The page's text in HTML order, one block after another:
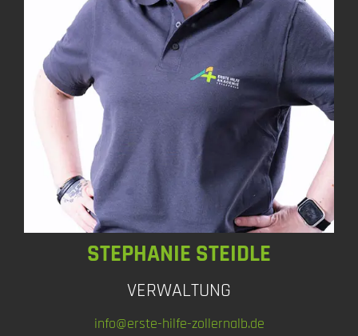
STEPHANIE STEIDLE
VERWALTUNG
info@erste-hilfe-zollernalb.de